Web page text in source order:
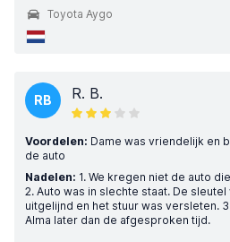
Toyota Aygo
RB R. B.
Voordelen: Dame was vriendelijk en
de auto
Nadelen: 1. We kregen niet de auto
2. Auto was in slechte staat. De
uitgelijnd en het stuur was versleten.
Alma later dan de afgesproken tijd.